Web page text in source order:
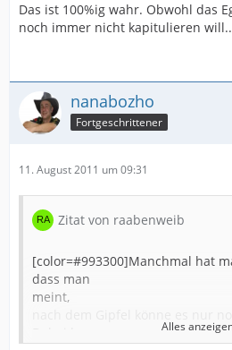
Das ist 100%ig wahr. Obwohl das
noch immer nicht kapitulieren
nanabozho
Fortgeschrittener
11. August 2011 um 09:31
Zitat von raabenweib
[color=#993300]Manchmal hat
dass man
meint,
Alles